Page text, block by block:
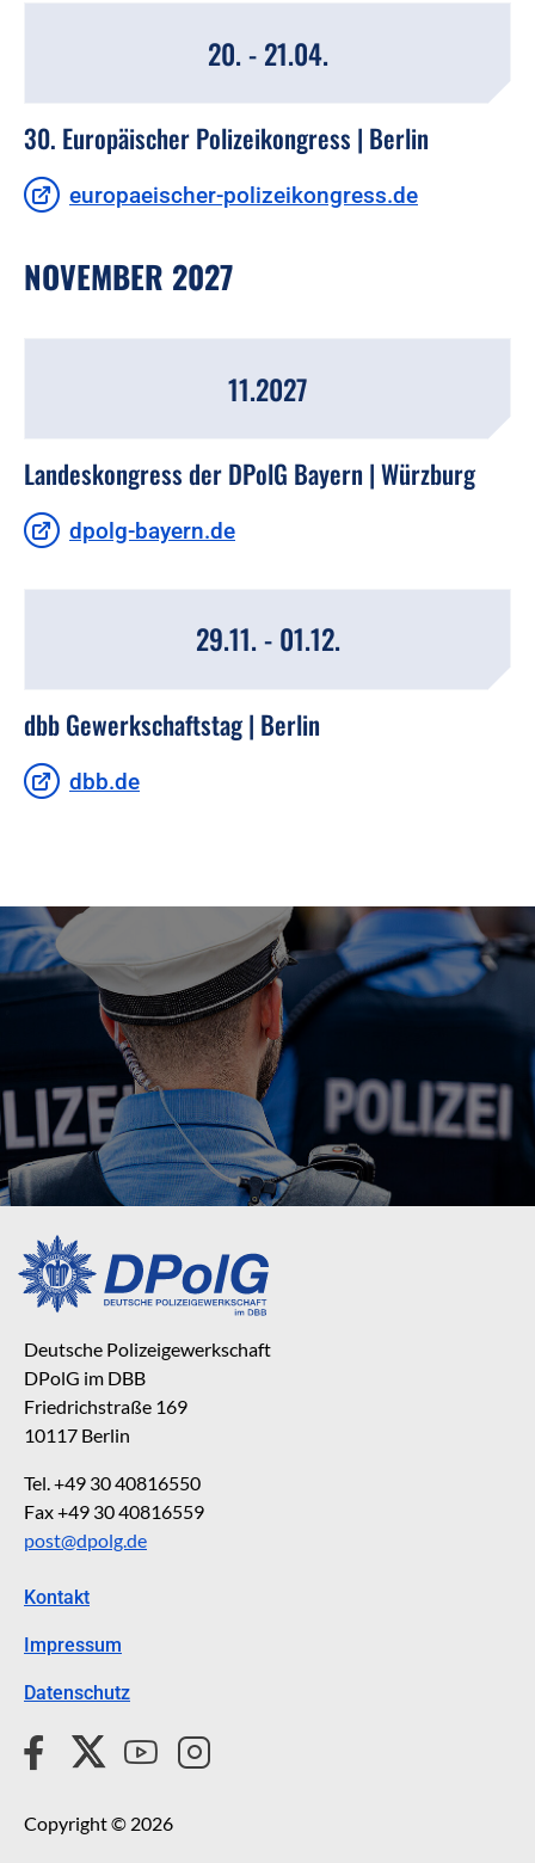
20. - 21.04.
30. Europäischer Polizeikongress | Berlin
europaeischer-polizeikongress.de
NOVEMBER 2027
11.2027
Landeskongress der DPolG Bayern | Würzburg
dpolg-bayern.de
29.11. - 01.12.
dbb Gewerkschaftstag | Berlin
dbb.de
Deutsche Polizeigewerkschaft
DPolG im DBB
Friedrichstraße 169
10117 Berlin
Tel. +49 30 40816550
Fax +49 30 40816559
post@dpolg.de
Kontakt
Impressum
Datenschutz
Copyright © 2026